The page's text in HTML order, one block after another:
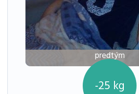
predtým
-25 kg